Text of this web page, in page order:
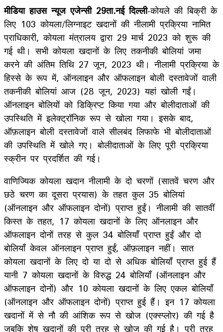
मीडिया हाउस न्यूज एजेन्सी 29ता.नई दिल्ली-कोयले की बिक्री के
लिए 103 कोयला/लिग्नाइट खदानों की नीलामी प्रक्रिया नामित
प्राधिकारी, कोयला मंत्रालय द्वारा 29 मार्च 2023 को शुरू की
गई थी। सभी कोयला खदानों के लिए तकनीकी बोलियां जमा
करने की अंतिम तिथि 27 जून, 2023 थी। नीलामी प्रक्रिया के
हिस्से के रूप में, ऑनलाइन और ऑफलाइन बोली दस्तावेजों वाली
तकनीकी बोलियां आज (28 जून, 2023) यहां खोली गईं।
ऑनलाइन बोलियों को डिक्रिप्ट किया गया और बोलीदाताओं की
उपस्थिति में इलेक्ट्रॉनिक रूप से खोला गया। इसके बाद,
ऑफ़लाइन बोली दस्तावेजों वाले सीलबंद लिफाफे भी बोलीदाताओं
की उपस्थिति में खोले गए। बोलीदाताओं के लिए पूरी प्रक्रिया
स्क्रीन पर प्रदर्शित की गई।
वाणिज्यिक कोयला खदान नीलामी के दो चरणों (सातवें चरण और
छठे चरण का दूसरा प्रयास) के तहत कुल 35 बोलियां
(ऑनलाइन और ऑफलाइन दोनों) प्राप्त हुईं। नीलामी की सातवीं
किस्त के तहत, 17 कोयला खदानों के लिए ऑनलाइन और
ऑफलाइन दोनों तरह से कुल 34 बोलियाँ प्राप्त हुईं और दो
बोलियाँ केवल ऑनलाइन प्राप्त हुईं, ऑफ़लाइन नहीं। सात
कोयला खदानों के लिए दो या दो से अधिक बोलियाँ प्राप्त हुई हैं
यानी 7 कोयला खदानों के विरुद्ध 24 बोलियाँ (ऑनलाइन और
ऑफलाइन दोनों) और 10 कोयला खदानों के लिए एकल बोलियाँ
(ऑनलाइन और ऑफलाइन दोनों) प्राप्त हुई हैं। इन 17 कोयला
खदानों में से नौ की आंशिक रूप से खोज (एक्स्प्लोर) की गई है